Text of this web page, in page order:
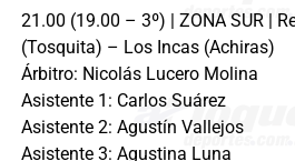
21.00 (19.00 – 3º) | ZONA SUR |
(Tosquita) – Los Incas (Achiras)
Árbitro: Nicolás Lucero Molina
Asistente 1: Carlos Suárez
Asistente 2: Agustín Vallejos
Asistente 3: Agustina Luna